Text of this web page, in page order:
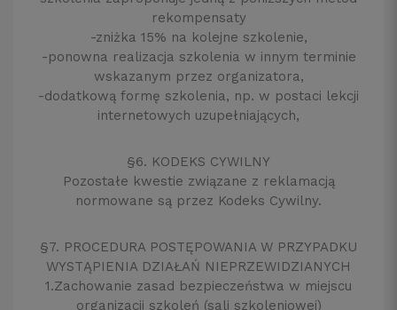
rekompensaty
-zniżka 15% na kolejne szkolenie,
-ponowna realizacja szkolenia w innym terminie
wskazanym przez organizatora,
-dodatkową formę szkolenia, np. w postaci lekcji
internetowych uzupełniających,
§6. KODEKS CYWILNY
Pozostałe kwestie związane z reklamacją
normowane są przez Kodeks Cywilny.
§7. PROCEDURA POSTĘPOWANIA W PRZYPADKU
WYSTĄPIENIA DZIAŁAŃ NIEPRZEWIDZIANYCH
1.Zachowanie zasad bezpieczeństwa w miejscu
organizacji szkoleń (sali szkoleniowej)